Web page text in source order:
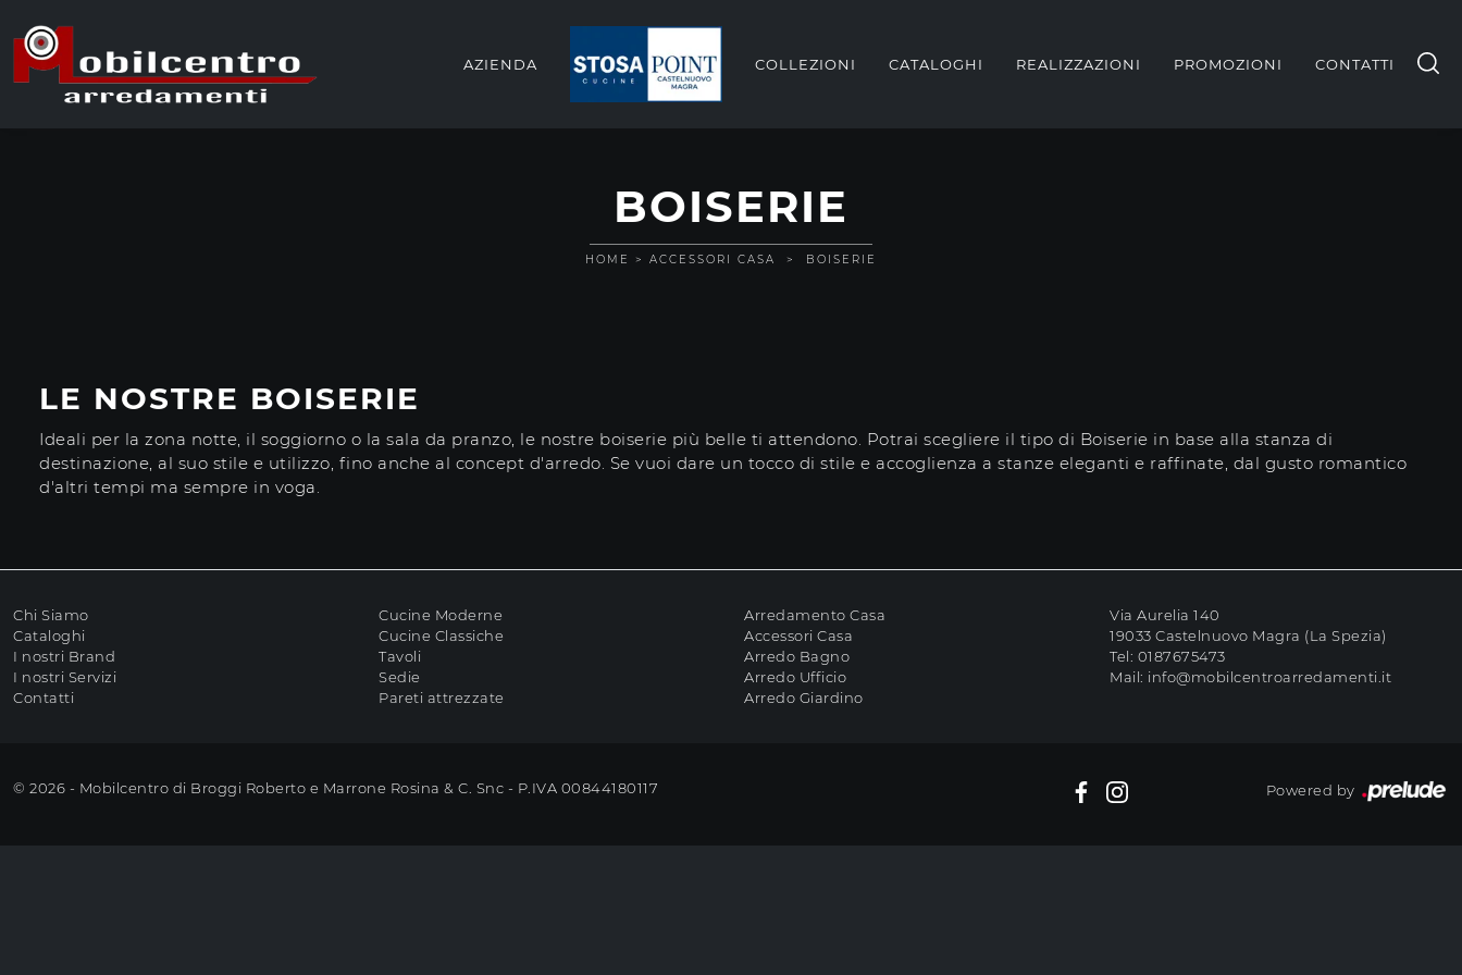
AZIENDA COLLEZIONI CATALOGHI REALIZZAZIONI PROMOZIONI CONTATTI
BOISERIE
HOME > ACCESSORI CASA > BOISERIE
LE NOSTRE BOISERIE
Ideali per la zona notte, il soggiorno o la sala da pranzo, le nostre boiserie più belle ti attendono. Potrai scegliere il tipo di Boiserie in base alla stanza di
destinazione, al suo stile e utilizzo, fino anche al concept d'arredo. Se vuoi dare un tocco di stile e accoglienza a stanze eleganti e raffinate, dal gusto romantico
d'altri tempi ma sempre in voga.
Chi Siamo
Cataloghi
I nostri Brand
I nostri Servizi
Contatti
Cucine Moderne
Cucine Classiche
Tavoli
Sedie
Pareti attrezzate
Arredamento Casa
Accessori Casa
Arredo Bagno
Arredo Ufficio
Arredo Giardino
Via Aurelia 140
19033 Castelnuovo Magra (La Spezia)
Tel: 0187675473
Mail: info@mobilcentroarredamenti.it
© 2026 - Mobilcentro di Broggi Roberto e Marrone Rosina & C. Snc - P.IVA 00844180117 Powered by